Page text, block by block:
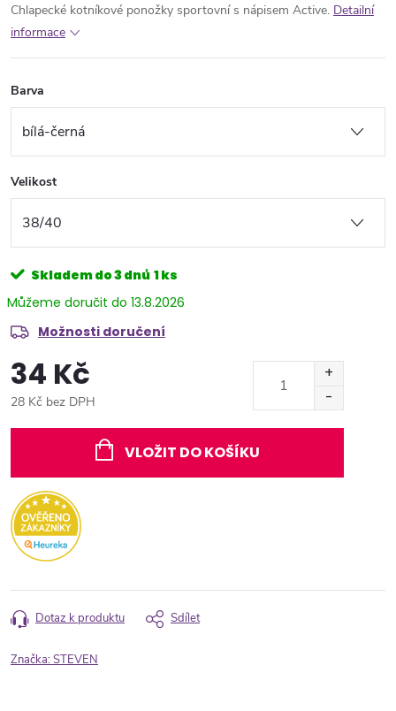
Chlapecké kotníkové ponožky sportovní s nápisem Active. Detailní
informace
Barva
Velikost
Skladem do 3 dnů 1 ks
13.8.2026
Možnosti doručení
34 Kč
28 Kč bez DPH
VLOŽIT DO KOŠÍKU
Dotaz k produktu Sdílet
Značka:STEVEN